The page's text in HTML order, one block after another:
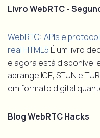
Livro WebRTC -
WebRTC: APIs e
real HTML5 É um livro
e agora está disponível
abrange ICE, STUN e
em formato digital
Blog WebRTC Hacks